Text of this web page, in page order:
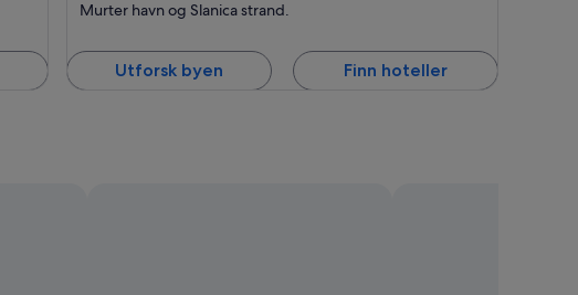
Murter havn og Slanica strand.
Utforsk byen Finn hoteller